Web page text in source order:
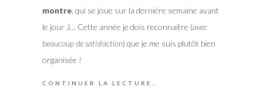
montre, qui se joue sur la dernière semaine avant
le jour J… Cette année je dois reconnaitre (avec
beaucoup de satisfaction) que je me suis plutôt bien
organisée !
CONTINUER LA LECTURE…